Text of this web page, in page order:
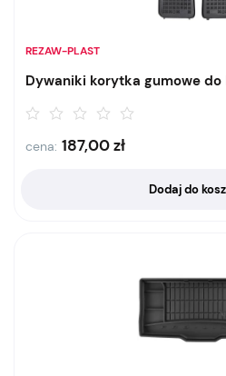
REZAW-PLAST
Dywaniki korytka gumowe do
cena: 187,00zł
Dodaj do